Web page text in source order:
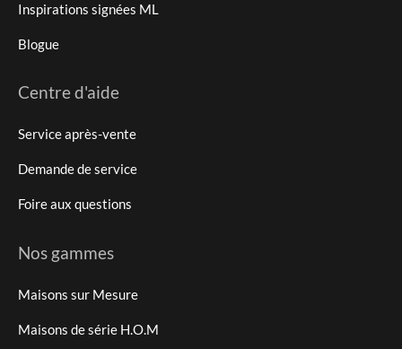
Inspirations signées ML
Blogue
Centre d'aide
Service après-vente
Demande de service
Foire aux questions
Nos gammes
Maisons sur Mesure
Maisons de série H.O.M